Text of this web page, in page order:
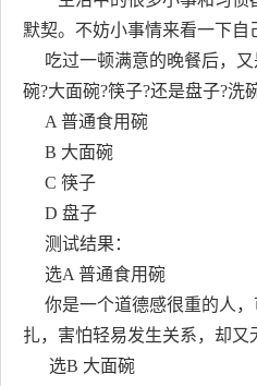
默契。不妨小事情来看一下自
吃过一顿满意的晚餐后，又
碗?大面碗?筷子?还是盘子?
A 普通食用碗
B 大面碗
C 筷子
D 盘子
测试结果：
选A 普通食用碗
你是一个道德感很重的人，
扎，害怕轻易发生关系，却又
选B 大面碗